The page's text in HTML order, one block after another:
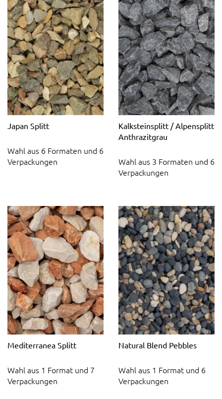
Japan Splitt
Wahl aus 6 Formaten und 6
Verpackungen
Kalksteinsplitt / Alpensplitt
Anthrazitgrau
Wahl aus 3 Formaten und 6
Verpackungen
Mediterranea Splitt
Wahl aus 1 Format und 7
Verpackungen
Natural Blend Pebbles
Wahl aus 1 Format und 6
Verpackungen